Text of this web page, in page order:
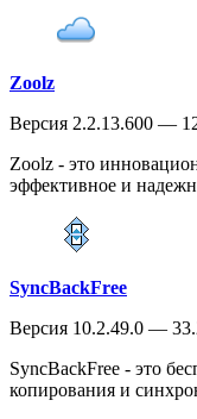
Zoolz
Версия 2.2.13.600 —
Zoolz - это
эффективное и
SyncBackFree
Версия 10.2.49.0 —
SyncBackFree - это
копирования и